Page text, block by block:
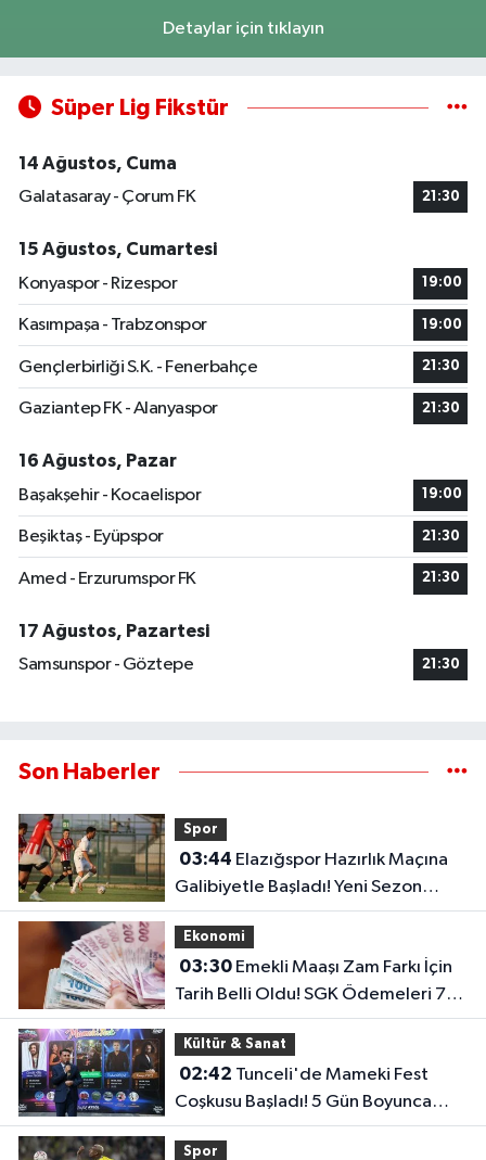
Detaylar için tıklayın
Süper Lig Fikstür
14 Ağustos, Cuma
Galatasaray - Çorum FK
21:30
15 Ağustos, Cumartesi
Konyaspor - Rizespor
19:00
Kasımpaşa - Trabzonspor 19:00
Gençlerbirliği S.K. - Fenerbahçe 21:30
Gaziantep FK - Alanyaspor 21:30
16 Ağustos, Pazar
Başakşehir - Kocaelispor
19:00
Beşiktaş - Eyüpspor 21:30
Amed - Erzurumspor FK 21:30
17 Ağustos, Pazartesi
Samsunspor - Göztepe
21:30
Son Haberler
Spor
03:44
Galibiyetle Başladı! Yeni Sezon
Öncesi Umut Veren Performans
Ekonomi
03:30Emekli Maaşı Zam Farkı İçin
Tarih Belli Oldu! SGK Ödemeleri 7
Ağustos'ta Başlıyor
Kültür & Sanat
02:42
Coşkusu Başladı! 5 Gün Boyunca
Etkinlikler Düzenlenecek
Spor